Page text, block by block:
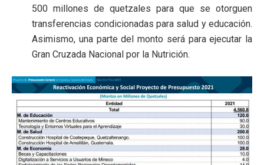
500 millones de quetzales para que se otorguen
transferencias condicionadas para salud y educación.
Asimismo, una parte del monto será para ejecutar la
Gran Cruzada Nacional por la Nutrición.